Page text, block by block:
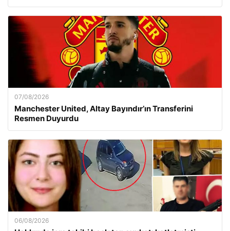
07/08/2026
Manchester United, Altay Bayındır’ın Transferini
Resmen Duyurdu
06/08/2026